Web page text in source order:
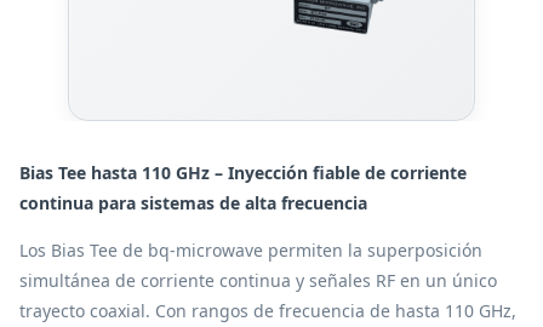
Bias Tee hasta 110 GHz – Inyección fiable de corriente
continua para sistemas de alta frecuencia
Los Bias Tee de bq-microwave permiten la superposición
simultánea de corriente continua y señales RF en un único
trayecto coaxial. Con rangos de frecuencia de hasta 110 GHz,